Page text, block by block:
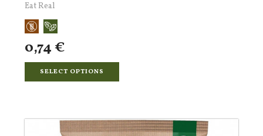
Eat Real
0,74 €
SELECT OPTIONS